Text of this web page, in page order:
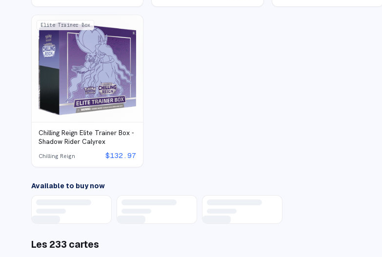
Elite Trainer Box
Chilling Reign Elite Trainer Box -
Shadow Rider Calyrex
Chilling Reign $132.97
Available to buy now
Les 233 cartes